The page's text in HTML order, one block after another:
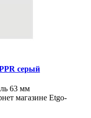
серый
63 мм
магазине Etgo-